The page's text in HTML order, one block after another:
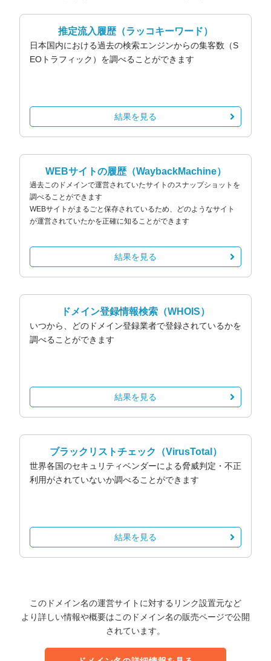
推定流入履歴（ラッコキーワード）
日本国内における過去の検索エンジンからの集客数（S
EOトラフィック）を調べることができます
結果を見る
WEBサイトの履歴（WaybackMachine）
過去このドメインで運営されていたサイトのスナップショットを
調べることができます
WEBサイトがまるごと保存されているため、どのようなサイト
が運営されていたかを正確に知ることができます
結果を見る
ドメイン登録情報検索 （WHOIS）
いつから、どのドメイン登録業者で登録されているかを
調べることができます
結果を見る
ブラックリストチェック （VirusTotal）
世界各国のセキュリティベンダーによる脅威判定・不正
利用がされていないか調べることができます
結果を見る
このドメイン名の運営サイトに対するリンク設置元など
より詳しい情報や概要はこのドメイン名の販売ページで公開
されています。